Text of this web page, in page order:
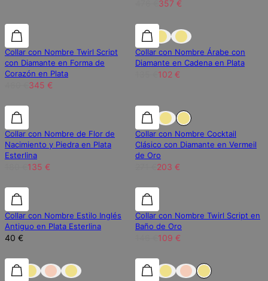
357 €
25% de descuento 25% de descuento
Collar con Nombre Twirl Script
con Diamante en Forma de
Corazón en Plata
345 €
25% de descuento
Collar con Nombre Árabe con
Diamante en Cadena en Plata
102 €
25% de descuento 25% de descuento
Collar con Nombre de Flor de
Nacimiento y Piedra en Plata
Esterlina
135 €
25% de descuento
Collar con Nombre Cocktail
Clásico con Diamante en Vermeil
de Oro
203 €
Collar con Nombre Estilo Inglés
Antiguo en Plata Esterlina
40 €
25% de descuento
Collar con Nombre Twirl Script en
Baño de Oro
109 €
25% de descuento 25% de descuento
25% de descuento